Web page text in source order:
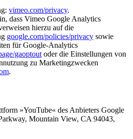
vimeo.com/privacy.
dass Vimeo Google Analytics
hierzu auf die
google.com/policies/privacy sowie
für Google-Analytics
gaoptout oder die Einstellungen von
zu Marketingzwecken
.
»YouTube« des Anbieters Google
Mountain View, CA 94043,